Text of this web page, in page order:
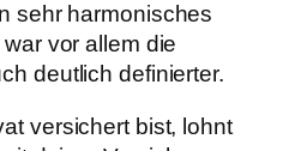
sehr harmonisches
vor allem die
deutlich definierter.
versichert bist, lohnt